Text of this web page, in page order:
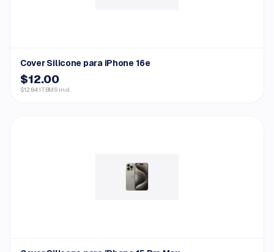
Cover Silicone para iPhone 16e
$12.00
$12.84 ITBMS incl.